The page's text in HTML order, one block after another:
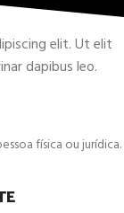
elit. Ut elit
dapibus leo.
física ou jurídica.